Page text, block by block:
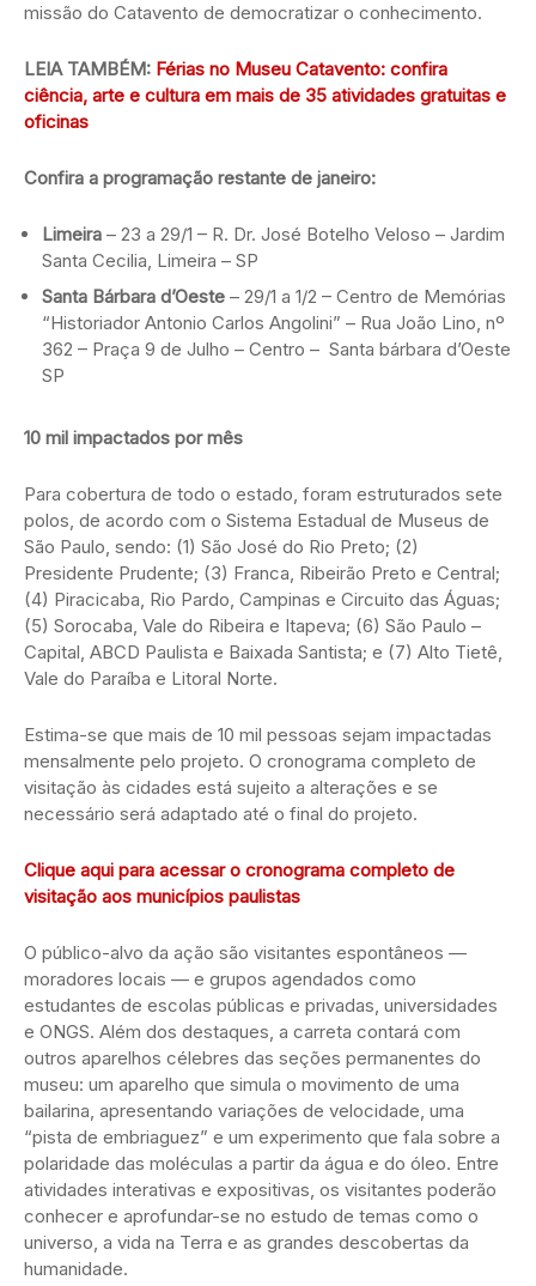
missão do Catavento de democratizar o conhecimento.
LEIA TAMBÉM: Férias no Museu Catavento: confira
ciência, arte e cultura em mais de 35 atividades gratuitas e
oficinas
Confira a programação restante de janeiro:
Limeira – 23 a 29/1 – R. Dr. José Botelho Veloso – Jardim
Santa Cecilia, Limeira – SP
Santa Bárbara d’Oeste – 29/1 a 1/2 – Centro de Memórias
“Historiador Antonio Carlos Angolini” – Rua João Lino, nº
362 – Praça 9 de Julho – Centro – Santa bárbara d’Oeste
SP
10 mil impactados por mês
Para cobertura de todo o estado, foram estruturados sete
polos, de acordo com o Sistema Estadual de Museus de
São Paulo, sendo: (1) São José do Rio Preto; (2)
Presidente Prudente; (3) Franca, Ribeirão Preto e Central;
(4) Piracicaba, Rio Pardo, Campinas e Circuito das Águas;
(5) Sorocaba, Vale do Ribeira e Itapeva; (6) São Paulo –
Capital, ABCD Paulista e Baixada Santista; e (7) Alto Tietê,
Vale do Paraíba e Litoral Norte.
Estima-se que mais de 10 mil pessoas sejam impactadas
mensalmente pelo projeto. O cronograma completo de
visitação às cidades está sujeito a alterações e se
necessário será adaptado até o final do projeto.
Clique aqui para acessar o cronograma completo de
visitação aos municípios paulistas
O público-alvo da ação são visitantes espontâneos —
moradores locais — e grupos agendados como
estudantes de escolas públicas e privadas, universidades
e ONGS. Além dos destaques, a carreta contará com
outros aparelhos célebres das seções permanentes do
museu: um aparelho que simula o movimento de uma
bailarina, apresentando variações de velocidade, uma
“pista de embriaguez” e um experimento que fala sobre a
polaridade das moléculas a partir da água e do óleo. Entre
atividades interativas e expositivas, os visitantes poderão
conhecer e aprofundar-se no estudo de temas como o
universo, a vida na Terra e as grandes descobertas da
humanidade.